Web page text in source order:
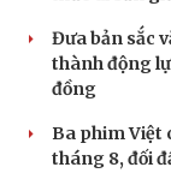
Đưa bản sắc
thành động
đồng
Ba phim Việt
tháng 8, đối